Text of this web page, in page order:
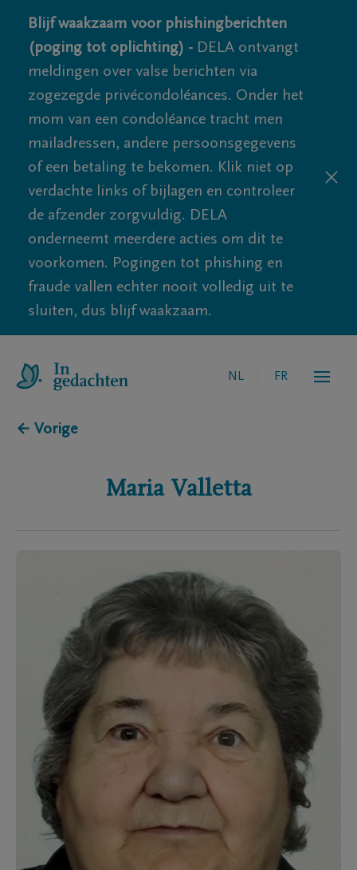
Blijf waakzaam voor phishingberichten
(poging tot oplichting) - DELA ontvangt
meldingen over valse berichten via
zogezegde privécondoléances. Onder het
mom van een condoléance tracht men
mailadressen, andere persoonsgegevens
of een betaling te bekomen. Klik niet op
verdachte links of bijlagen en controleer
de afzender zorgvuldig. DELA
onderneemt meerdere acties om dit te
voorkomen. Pogingen tot phishing en
fraude vallen echter nooit volledig uit te
sluiten, dus blijf waakzaam.
NL FR
← Vorige
Maria Valletta